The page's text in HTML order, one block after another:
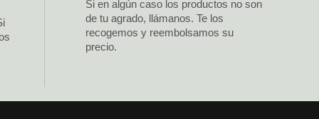
Si en algún caso los productos no son
de tu agrado, llámanos. Te los
recogemos y reembolsamos su
precio.